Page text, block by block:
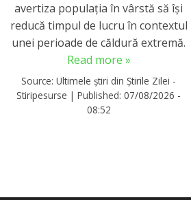
avertiza populația în vârstă să își
reducă timpul de lucru în contextul
unei perioade de căldură extremă.
Read more »
Source:Ultimele știri din Știrile Zilei -
Stiripesurse |Published:07/08/2026 -
08:52